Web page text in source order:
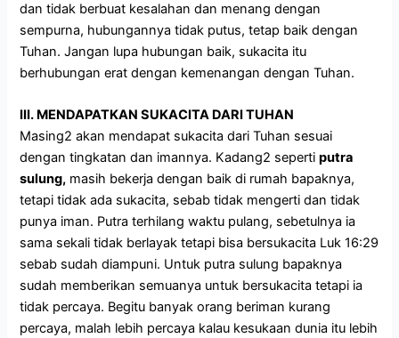
dan tidak berbuat kesalahan dan menang dengan
sempurna, hubungannya tidak putus, tetap baik dengan
Tuhan. Jangan lupa hubungan baik, sukacita itu
berhubungan erat dengan kemenangan dengan Tuhan.
III. MENDAPATKAN SUKACITA DARI TUHAN
Masing2 akan mendapat sukacita dari Tuhan sesuai
dengan tingkatan dan imannya. Kadang2 sepertiputra
sulung, masih bekerja dengan baik di rumah bapaknya,
tetapi tidak ada sukacita, sebab tidak mengerti dan tidak
punya iman. Putra terhilang waktu pulang, sebetulnya ia
sama sekali tidak berlayak tetapi bisa bersukacita Luk 16:29
sebab sudah diampuni. Untuk putra sulung bapaknya
sudah memberikan semuanya untuk bersukacita tetapi ia
tidak percaya. Begitu banyak orang beriman kurang
percaya, malah lebih percaya kalau kesukaan dunia itu lebih